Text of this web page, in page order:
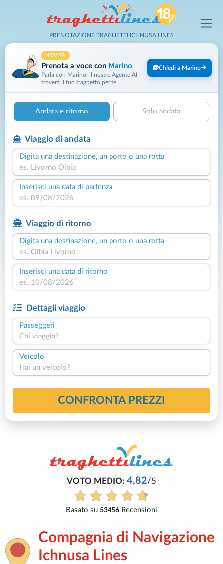
PRENOTAZIONE TRAGHETTI ICHNUSA LINES
NOVITÀ
Prenota a voce con Marino
Parla con Marino: il nostro Agente AI
troverà il tuo traghetto per te
Chiedi a Marino
Andata e ritorno Solo andata
Viaggio di andata
Digita una destinazione, un porto o una rotta
Inserisci una data di partenza
Viaggio di ritorno
Digita una destinazione, un porto o una rotta
Inserisci una data di ritorno
Dettagli viaggio
Passeggeri
Chi viaggia?
Veicolo
Hai un veicolo?
CONFRONTA PREZZI
VOTO MEDIO:4,82/5
Basato su 53456Recensioni
Compagnia di Navigazione
Ichnusa Lines